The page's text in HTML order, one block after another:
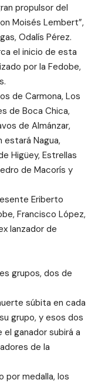
propulsor del
Moisés Lembert”,
Odalís Pérez.
el inicio de esta
por la Fedobe,
de Carmona, Los
de Boca Chica,
de Almánzar,
Nagua,
Higüey, Estrellas
de Macorís y
Eriberto
Francisco López,
lanzador de
grupos, dos de
súbita en cada
grupo, y esos dos
ganador subirá a
de la
por medalla, los